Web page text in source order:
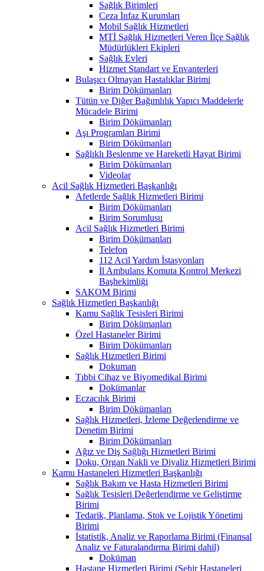
Sağlık Birimleri
Ceza İnfaz Kurumları
Mobil Sağlık Hizmetleri
MTİ Sağlık Hizmetleri Veren İlçe Sağlık
Müdürlükleri Ekipleri
Sağlık Evleri
Hizmet Standart ve Envanterleri
Bulaşıcı Olmayan Hastalıklar Birimi
Birim Dökümanları
Tütün ve Diğer Bağımlılık Yapıcı Maddelerle
Mücadele Birimi
Birim Dökümanları
Aşı Programları Birimi
Birim Dökümanları
Sağlıklı Beslenme ve Hareketli Hayat Birimi
Birim Dökümanları
Videolar
Acil Sağlık Hizmetleri Başkanlığı
Afetlerde Sağlık Hizmetleri Birimi
Birim Dökümanları
Birim Sorumlusu
Acil Sağlık Hizmetleri Birimi
Birim Dökümanları
Telefon
112 Acil Yardım İstasyonları
İl Ambulans Komuta Kontrol Merkezi
Başhekimliği
SAKOM Birimi
Sağlık Hizmetleri Başkanlığı
Kamu Sağlık Tesisleri Birimi
Birim Dökümanları
Özel Hastaneler Birimi
Birim Dökümanları
Sağlık Hizmetleri Birimi
Dokuman
Tıbbi Cihaz ve Biyomedikal Birimi
Dokümanlar
Eczacılık Birimi
Birim Dökümanları
Sağlık Hizmetleri, İzleme Değerlendirme ve
Denetim Birimi
Birim Dökümanları
Ağız ve Diş Sağlığı Hizmetleri Birimi
Doku, Organ Nakli ve Diyaliz Hizmetleri Birimi
Kamu Hastaneleri Hizmetleri Başkanlığı
Sağlık Bakım ve Hasta Hizmetleri Birimi
Sağlık Tesisleri Değerlendirme ve Geliştirme
Birimi
Tedarik, Planlama, Stok ve Lojistik Yönetimi
Birimi
İstatistik, Analiz ve Raporlama Birimi (Finansal
Analiz ve Faturalandırma Birimi dahil)
Doküman
Hastane Hizmetleri Birimi (Şehir Hastaneleri